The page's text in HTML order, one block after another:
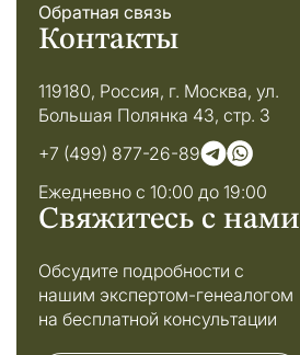
Обратная связь
Контакты
119180, Россия, г. Москва, ул.
Большая Полянка 43, стр. 3
+7 (499) 877-26-89
Ежедневно с 10:00 до 19:00
Свяжитесь с нами
Обсудите подробности с
нашим экспертом-генеалогом
на бесплатной консультации